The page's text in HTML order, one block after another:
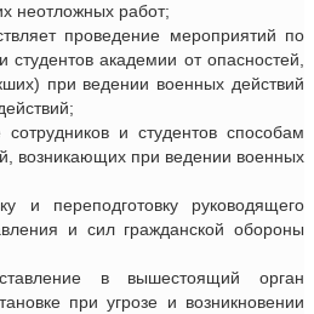
неотложных работ;
проведение мероприятий по
студентов академии от опасностей,
при ведении военных действий
сотрудников и студентов способам
возникающих при ведении военных
и переподготовку руководящего
и сил гражданской обороны
в вышестоящий орган
при угрозе и возникновении